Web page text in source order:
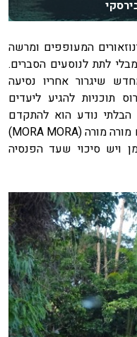
המעופפים ומרשה
לתת לנוסעים הסברים.
שיגרור אחריו נסיעה
תוכניות להגיע ליעדים
הבלתי נודע הוא להתקדם
כשיש טיסות. בשפה המלגשית אומרים מורה מורה (MORA MORA)
ויש סיכוי שעד הפנסיה